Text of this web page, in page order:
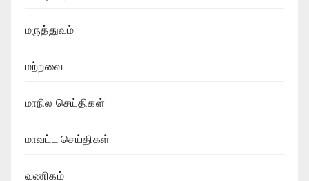
மருத்துவம்
மற்றவை
மாநில செய்திகள்
மாவட்ட செய்திகள்
வணிகம்